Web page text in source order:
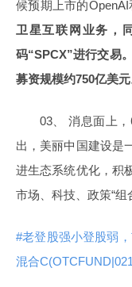
候预期上市的
卫星互联网业务，
码“SPCX”进行交易
募资规模约750亿美元
03、 消息面上
出，美丽中国建设是
进生态系统优化，积
市场、科技、政策“
#老登股强小登股弱
混合